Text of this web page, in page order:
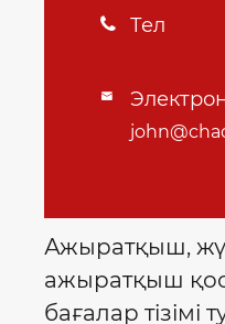
 Тел

Ажыратқыш,
ажыратқыш
бағалар тізімі